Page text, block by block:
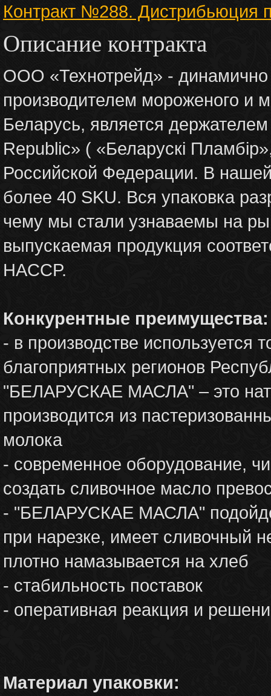
Контракт №288.
Описание контракта
ООО «Технотрейд» -
производителем мороженого и
Беларусь, является
Republic» ( «Беларускi
Российской Федерации. В
более 40 SKU. Вся упаковка
чему мы стали узнаваемы на
выпускаемая продукция
HACCP.
Конкурентные преимущества:
- в производстве используется
благоприятных регионов
"БЕЛАРУСКАЕ МАСЛА" – это
производится из
молока
- современное оборудование,
создать сливочное масло
- "БЕЛАРУСКАЕ МАСЛА"
при нарезке, имеет сливочный
плотно намазывается на хлеб
- стабильность поставок
- оперативная реакция и
Материал упаковки: